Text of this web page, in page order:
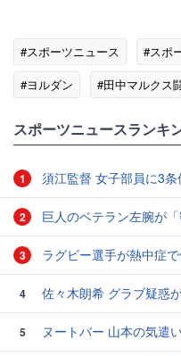
#スポーツニュース #スポ
#ヨルダン
#田中マルクス
スポーツニュースランキ
1 須江監督 女子部員に3条
2 巨人のベテラン左腕が
3 ラグビー選手が熱中症
4 佐々木朗希 グラブ疑惑
5
ヌートバー 山本の気遣